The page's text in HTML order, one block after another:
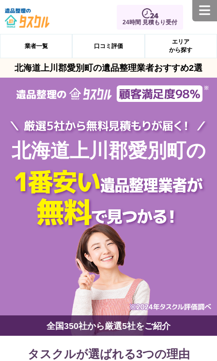
24時間 見積もり受付
業者一覧 口コミ評価
エリア
から探す
北海道上川郡愛別町の遺品整理業者おすすめ2選
北海道上川郡愛別町の
全国350社から厳選5社をご紹介
タスクルが選ばれる3つの理由